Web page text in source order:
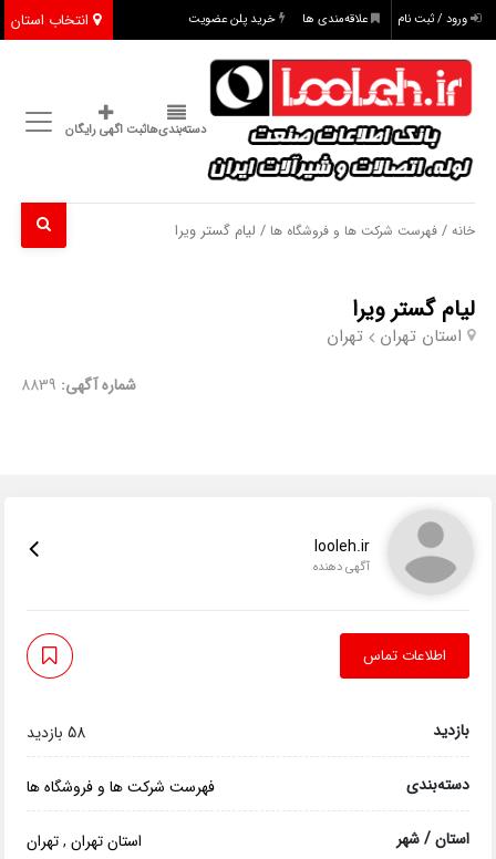
انتخاب استان ورود / ثبت نام علاقه‌مندی ها خرید پلن عضویت
دسته‌بندی‌هاثبت اگهی رایگان
خانه /فهرست شرکت ها و فروشگاه ها / لیام گستر ویرا
لیام گستر ویرا
استان تهران تهران
شماره آگهی: 8839
looleh.ir
آگهی دهنده
اطلاعات تماس
بازدید 58 بازدید
دسته‌بندی فهرست شرکت ها و فروشگاه ها
استان / شهر استان تهران,تهران